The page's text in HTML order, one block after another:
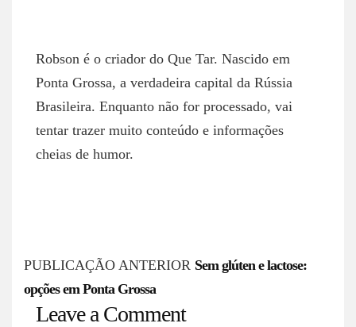
Robson é o criador do Que Tar. Nascido em
Ponta Grossa, a verdadeira capital da Rússia
Brasileira. Enquanto não for processado, vai
tentar trazer muito conteúdo e informações
cheias de humor.
P
o
PUBLICAÇÃO ANTERIOR Sem glúten e lactose:
opções em Ponta Grossa
Leave a Comment